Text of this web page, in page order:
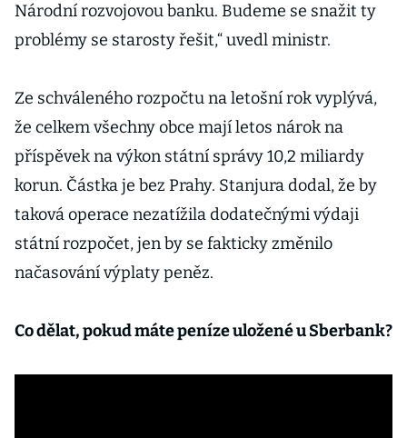
Národní rozvojovou banku. Budeme se snažit ty
problémy se starosty řešit,“ uvedl ministr.
Ze schváleného rozpočtu na letošní rok vyplývá,
že celkem všechny obce mají letos nárok na
příspěvek na výkon státní správy 10,2 miliardy
korun. Částka je bez Prahy. Stanjura dodal, že by
taková operace nezatížila dodatečnými výdaji
státní rozpočet, jen by se fakticky změnilo
načasování výplaty peněz.
Co dělat, pokud máte peníze uložené u Sberbank?